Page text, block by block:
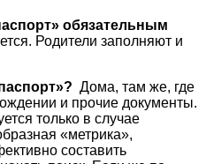
обязательным
Родители заполняют и
Дома, там же, где
и прочие документы.
только в случае
«метрика»,
составить